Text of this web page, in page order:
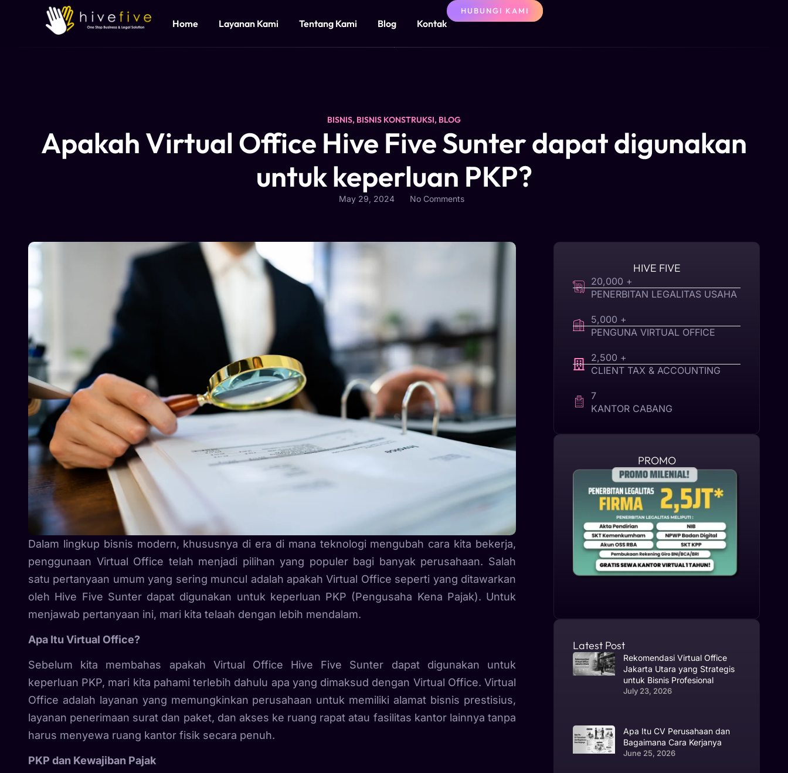
Home Layanan Kami Tentang Kami Blog Kontak
HUBUNGI KAMI
BISNIS, BISNIS KONSTRUKSI, BLOG
Apakah Virtual Office Hive Five Sunter dapat digunakan
untuk keperluan PKP?
May 29, 2024 No Comments
Dalam lingkup bisnis modern, khususnya di era di mana teknologi mengubah cara kita bekerja,
penggunaan Virtual Office telah menjadi pilihan yang populer bagi banyak perusahaan. Salah
satu pertanyaan umum yang sering muncul adalah apakah Virtual Office seperti yang ditawarkan
oleh Hive Five Sunter dapat digunakan untuk keperluan PKP (Pengusaha Kena Pajak). Untuk
menjawab pertanyaan ini, mari kita telaah dengan lebih mendalam.
Apa Itu Virtual Office?
Sebelum kita membahas apakah Virtual Office Hive Five Sunter dapat digunakan untuk
keperluan PKP, mari kita pahami terlebih dahulu apa yang dimaksud dengan Virtual Office. Virtual
Office adalah layanan yang memungkinkan perusahaan untuk memiliki alamat bisnis prestisius,
layanan penerimaan surat dan paket, dan akses ke ruang rapat atau fasilitas kantor lainnya tanpa
harus menyewa ruang kantor fisik secara penuh.
PKP dan Kewajiban Pajak
HIVE FIVE
20,000 +
PENERBITAN LEGALITAS USAHA
5,000 +
PENGUNA VIRTUAL OFFICE
2,500 +
CLIENT TAX & ACCOUNTING
7
KANTOR CABANG
PROMO
Latest Post
Rekomendasi Virtual Office
Jakarta Utara yang Strategis
untuk Bisnis Profesional
July 23, 2026
Apa Itu CV Perusahaan dan
Bagaimana Cara Kerjanya
June 25, 2026